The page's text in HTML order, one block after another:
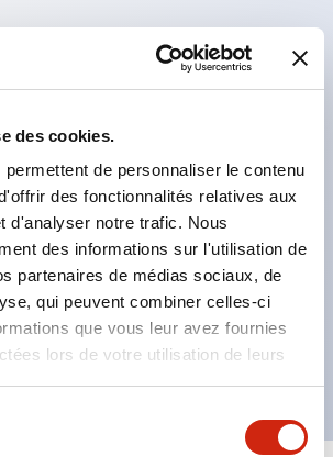
des cookies.
de personnaliser le contenu
des fonctionnalités relatives aux
d'analyser notre trafic. Nous
des informations sur l'utilisation de
partenaires de médias sociaux, de
qui peuvent combiner celles-ci
que vous leur avez fournies
lors de votre utilisation de leurs
miniature pour économiser de
SPDT, DPDT, 3PDT ou 4PDT
de commutation (10A)
enfichables ou de type PCB
un voyant lumineux et un
incluant montage supérieur,
de montage sur panneau